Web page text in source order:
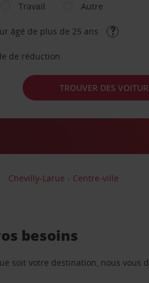
Travail Autre
âgé de plus de 25 ans
de réduction
TROUVER DES
Chevilly-Larue - Centre-ville
besoins
soit votre destination, nous vous